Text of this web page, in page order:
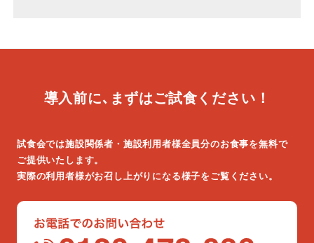
導入前に､まずはご試食ください！
試食会では施設関係者・施設利用者様全員分のお食事を無料で
ご提供いたします。
実際の利用者様がお召し上がりになる様子をご覧ください。